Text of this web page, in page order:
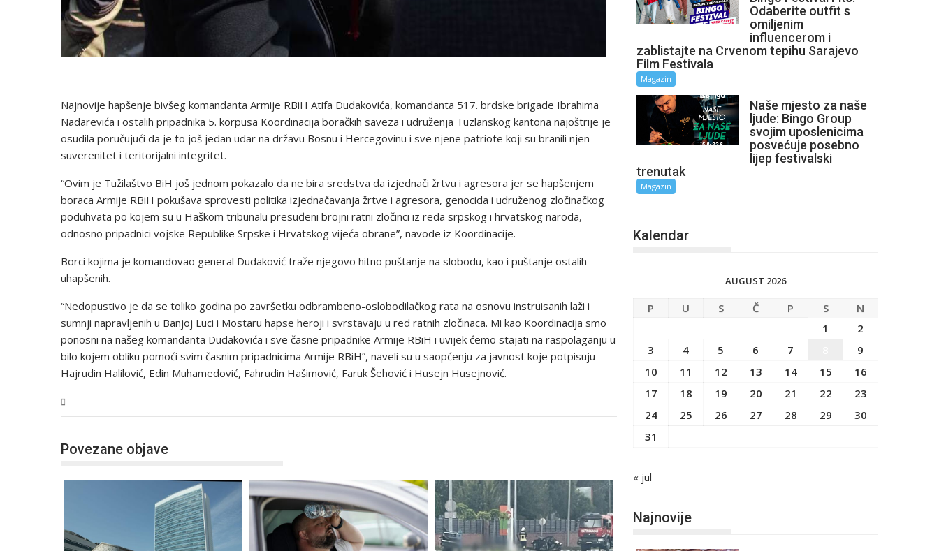
Najnovije hapšenje bivšeg komandanta Armije RBiH Atifa Dudakovića, komandanta 517. brdske brigade Ibrahima
Nadarevića i ostalih pripadnika 5. korpusa Koordinacija boračkih saveza i udruženja Tuzlanskog kantona najoštrije je
osudila poručujući da je to još jedan udar na državu Bosnu i Hercegovinu i sve njene patriote koji su branili njen
suverenitet i teritorijalni integritet.
“Ovim je Tužilaštvo BiH još jednom pokazalo da ne bira sredstva da izjednači žrtvu i agresora jer se hapšenjem
boraca Armije RBiH pokušava sprovesti politika izjednačavanja žrtve i agresora, genocida i udruženog zločinačkog
poduhvata po kojem su u Haškom tribunalu presuđeni brojni ratni zločinci iz reda srpskog i hrvatskog naroda,
odnosno pripadnici vojske Republike Srpske i Hrvatskog vijeća obrane”, navode iz Koordinacije.
Borci kojima je komandovao general Dudaković traže njegovo hitno puštanje na slobodu, kao i puštanje ostalih
uhapšenih.
“Nedopustivo je da se toliko godina po završetku odbrambeno-oslobodilačkog rata na osnovu instruisanih laži i
sumnji napravljenih u Banjoj Luci i Mostaru hapse heroji i svrstavaju u red ratnih zločinaca. Mi kao Koordinacija smo
ponosni na našeg komandanta Dudakovića i sve časne pripadnike Armije RBiH i uvijek ćemo stajati na raspolaganju u
bilo kojem obliku pomoći svim časnim pripadnicima Armije RBiH”, naveli su u saopćenju za javnost koje potpisuju
Hajrudin Halilović, Edin Muhamedović, Fahrudin Hašimović, Faruk Šehović i Husejn Husejnović.
Povezane objave
Odaberite outfit s
omiljenim
influencerom i
zablistajte na Crvenom tepihu Sarajevo
Film Festivala
Magazin
Naše mjesto za naše
ljude: Bingo Group
svojim uposlenicima
posvećuje posebno
lijep festivalski
trenutak
Magazin
Kalendar
AUGUST 2026
P U S Č P S
N
1
2
3
4 5 6 7
9
10
11 12 13 14 15
16
17
18 19 20 21 22
23
24
25 26 27 28 29
30
31
« jul
Najnovije